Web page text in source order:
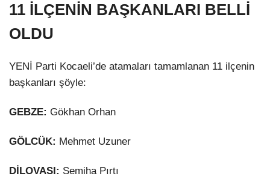
11 İLÇENİN BAŞKANLARI BELLİ
OLDU
YENİ Parti Kocaeli’de atamaları tamamlanan 11 ilçenin
başkanları şöyle:
GEBZE: Gökhan Orhan
GÖLCÜK: Mehmet Uzuner
DİLOVASI: Semiha Pırtı